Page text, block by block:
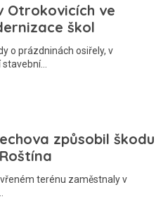
Otrokovicích ve
škol
o prázdninách osiřely, v
způsobil škodu
terénu zaměstnaly v